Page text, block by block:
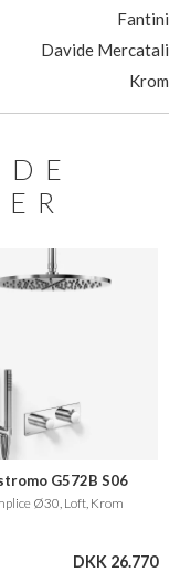
Fantini
Davide Mercatali
Krom
G572B S06
Ø30, Loft, Krom
DKK 26.770